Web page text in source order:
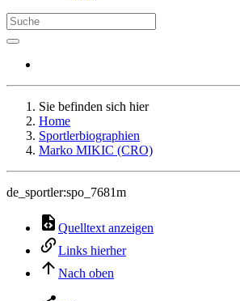
Sie befinden sich hier
Home
Sportlerbiographien
Marko MIKIC (CRO)
de_sportler:spo_7681m
Quelltext anzeigen
Links hierher
Nach oben